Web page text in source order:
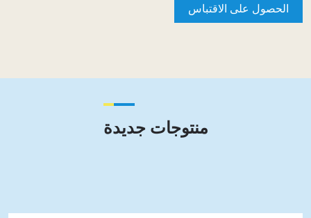
الحصول على الاقتباس
منتوجات جديدة